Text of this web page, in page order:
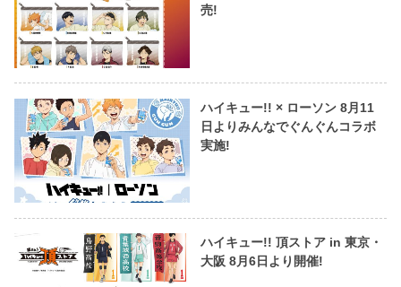
売!
ハイキュー!! × ローソン 8月11
日よりみんなでぐんぐんコラボ
実施!
ハイキュー!! 頂ストア in 東京・
大阪 8月6日より開催!